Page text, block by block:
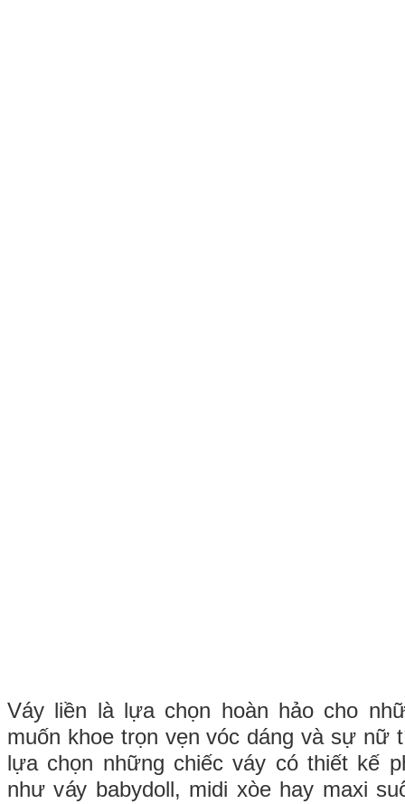
Váy liền là lựa chọn hoàn hảo cho
muốn khoe trọn vẹn vóc dáng và sự nữ
lựa chọn những chiếc váy có thiết kế
như váy babydoll, midi xòe hay maxi